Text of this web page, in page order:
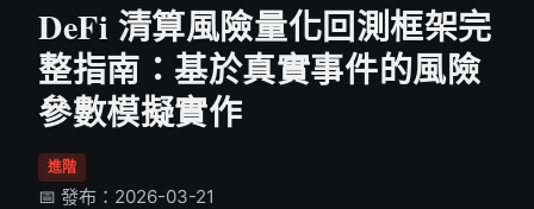
DeFi 清算風險量化回測框架完
整指南：基於真實事件的風險
參數模擬實作
進階
📅 發布：2026-03-21